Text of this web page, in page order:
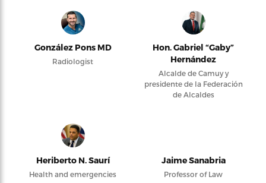
González Pons MD
Radiologist
Hon. Gabriel “Gaby”
Hernández
Alcalde de Camuy y
presidente de la Federación
de Alcaldes
Heriberto N. Saurí
Health and emergencies
Jaime Sanabria
Professor of Law